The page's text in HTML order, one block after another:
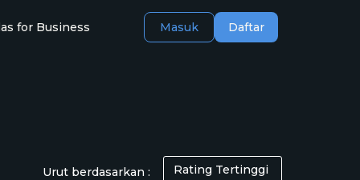
for Business Masuk Daftar
Urut berdasarkan :